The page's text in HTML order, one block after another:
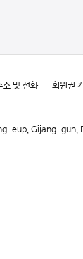
소 및 전화 회원권
eup, Gijang-gun,